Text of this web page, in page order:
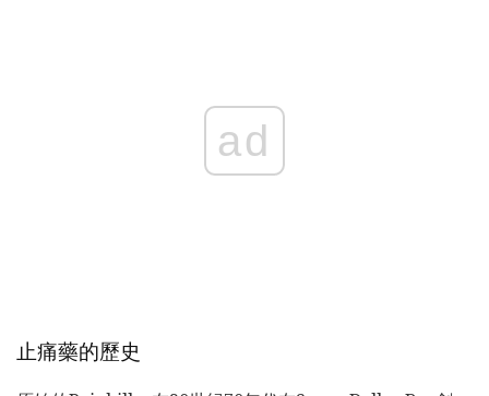
ad
止痛藥的歷史